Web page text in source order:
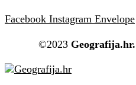
Facebook Instagram Envelope
©2023 Geografija.hr.